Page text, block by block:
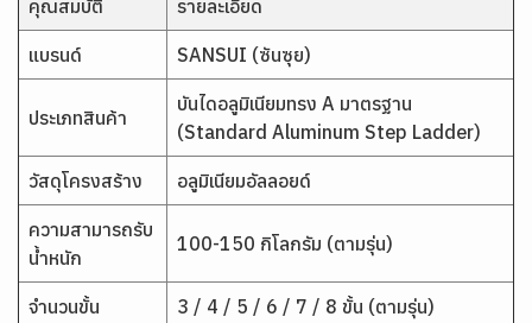
คุณสมบัติ รายละเอียด
แบรนด์ SANSUI (ซันซุย)
ประเภทสินค้า
บันไดอลูมิเนียมทรง A มาตรฐาน
(Standard Aluminum Step Ladder)
วัสดุโครงสร้าง อลูมิเนียมอัลลอยด์
ความสามารถรับ
น้ำหนัก
100-150 กิโลกรัม (ตามรุ่น)
จำนวนขั้น 3 / 4 / 5 / 6 / 7 / 8 ขั้น (ตามรุ่น)